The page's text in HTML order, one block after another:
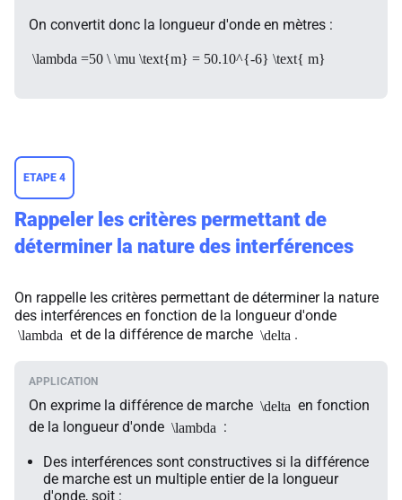
On convertit donc la longueur d'onde en mètres :
\lambda =50 \ \mu \text{m} = 50.10^{-6} \text{ m}
ETAPE 4
Rappeler les critères permettant de
déterminer la nature des interférences
On rappelle les critères permettant de déterminer la nature
des interférences en fonction de la longueur d'onde
\lambda et de la différence de marche \delta .
On exprime la différence de marche \delta en fonction
de la longueur d'onde \lambda :
Des interférences sont constructives si la différence
de marche est un multiple entier de la longueur
d'onde, soit :